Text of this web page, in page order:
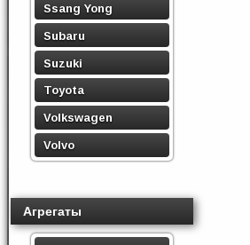
Ssang Yong
Subaru
Suzuki
Toyota
Volkswagen
Volvo
Агрегаты